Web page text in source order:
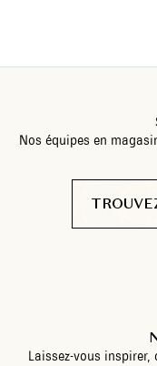
Nos équipes en
Laissez-vous